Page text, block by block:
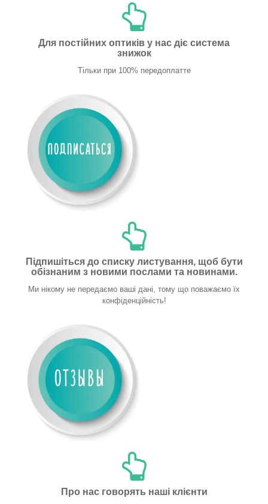
Для постійних оптиків у нас діє система
знижок
Тільки при 100% передоплатте
Підпишіться до списку листування, щоб бути
обізнаним з новими послами та новинами.
Ми нікому не передаємо ваші дані, тому що поважаємо їх
конфіденційність!
Про нас говорять наші клієнти